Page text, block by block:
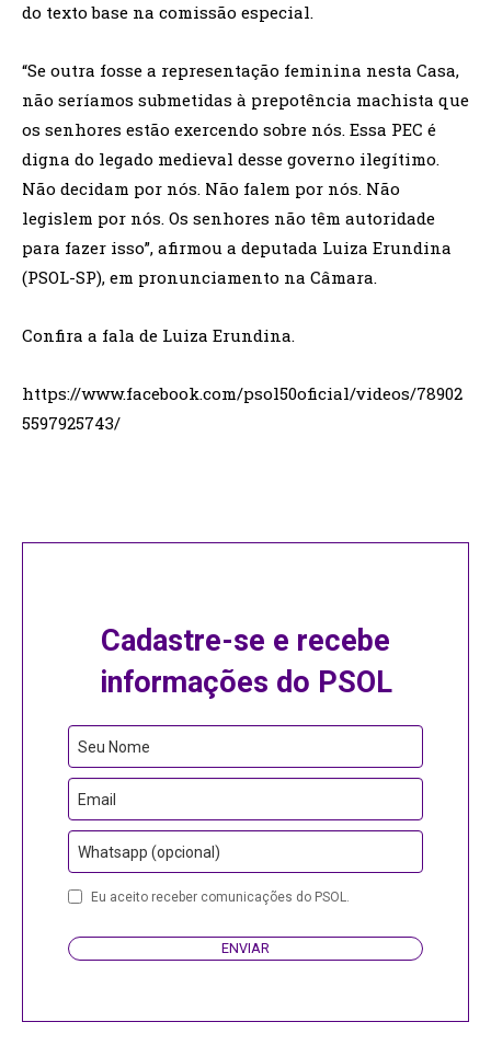
do texto base na comissão especial.
“Se outra fosse a representação feminina nesta Casa,
não seríamos submetidas à prepotência machista que
os senhores estão exercendo sobre nós. Essa PEC é
digna do legado medieval desse governo ilegítimo.
Não decidam por nós. Não falem por nós. Não
legislem por nós. Os senhores não têm autoridade
para fazer isso”, afirmou a deputada Luiza Erundina
(PSOL-SP), em pronunciamento na Câmara.
Confira a fala de Luiza Erundina.
https://www.facebook.com/psol50oficial/videos/78902
5597925743/
Cadastre-se e recebe
informações do PSOL
Seu Nome
Email
Whatsapp (opcional)
Business
Eu aceito receber comunicações do PSOL.
ENVIAR